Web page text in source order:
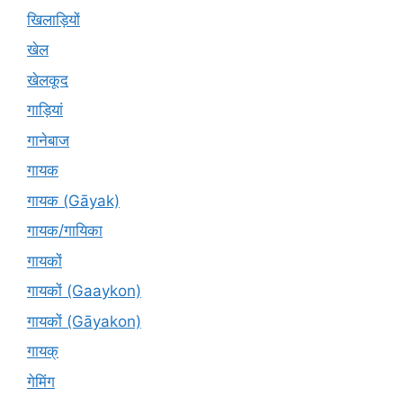
खिलाड़ियों
खेल
खेलकूद
गाड़ियां
गानेबाज
गायक
गायक (Gāyak)
गायक/गायिका
गायकों
गायकों (Gaaykon)
गायकों (Gāyakon)
गायक्
गेमिंग